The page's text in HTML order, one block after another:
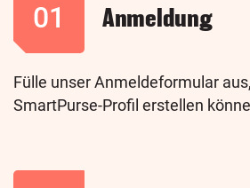
01 Anmeldung
Fülle unser Anmeldeformular
SmartPurse-Profil erstellen